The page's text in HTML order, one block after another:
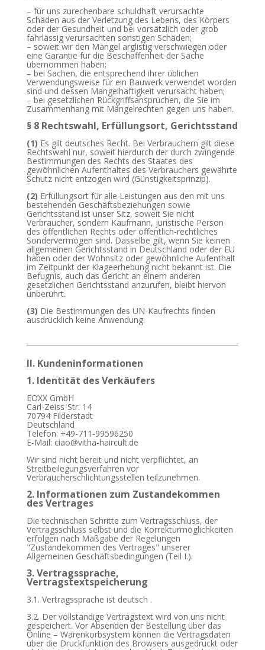
– für uns zurechenbare schuldhaft verursachte
Schäden aus der Verletzung des Lebens, des Körpers
oder der Gesundheit und bei vorsätzlich oder grob
fahrlässig verursachten sonstigen Schäden;
– soweit wir den Mangel arglistig verschwiegen oder
eine Garantie für die Beschaffenheit der Sache
übernommen haben;
– bei Sachen, die entsprechend ihrer üblichen
Verwendungsweise für ein Bauwerk verwendet worden
sind und dessen Mangelhaftigkeit verursacht haben;
– bei gesetzlichen Rückgriffsansprüchen, die Sie im
Zusammenhang mit Mängelrechten gegen uns haben.
§ 8 Rechtswahl, Erfüllungsort, Gerichtsstand
(1) Es gilt deutsches Recht. Bei Verbrauchern gilt diese
Rechtswahl nur, soweit hierdurch der durch zwingende
Bestimmungen des Rechts des Staates des
gewöhnlichen Aufenthaltes des Verbrauchers gewährte
Schutz nicht entzogen wird (Günstigkeitsprinzip).
(2) Erfüllungsort für alle Leistungen aus den mit uns
bestehenden Geschäftsbeziehungen sowie
Gerichtsstand ist unser Sitz, soweit Sie nicht
Verbraucher, sondern Kaufmann, juristische Person
des öffentlichen Rechts oder öffentlich-rechtliches
Sondervermögen sind. Dasselbe gilt, wenn Sie keinen
allgemeinen Gerichtsstand in Deutschland oder der EU
haben oder der Wohnsitz oder gewöhnliche Aufenthalt
im Zeitpunkt der Klageerhebung nicht bekannt ist. Die
Befugnis, auch das Gericht an einem anderen
gesetzlichen Gerichtsstand anzurufen, bleibt hiervon
unberührt.
(3) Die Bestimmungen des UN-Kaufrechts finden
ausdrücklich keine Anwendung.
II. Kundeninformationen
1. Identität des Verkäufers
EOXX GmbH
Carl-Zeiss-Str. 14
70794 Filderstadt
Deutschland
Telefon: +49-711-99596250
E-Mail: ciao@vitha-haircult.de
Wir sind nicht bereit und nicht verpflichtet, an
Streitbeilegungsverfahren vor
Verbraucherschlichtungsstellen teilzunehmen.
2. Informationen zum Zustandekommen
des Vertrages
Die technischen Schritte zum Vertragsschluss, der
Vertragsschluss selbst und die Korrekturmöglichkeiten
erfolgen nach Maßgabe der Regelungen
"Zustandekommen des Vertrages" unserer
Allgemeinen Geschäftsbedingungen (Teil I.).
3. Vertragssprache,
Vertragstextspeicherung
3.1. Vertragssprache ist deutsch .
3.2. Der vollständige Vertragstext wird von uns nicht
gespeichert. Vor Absenden der Bestellung über das
Online – Warenkorbsystem können die Vertragsdaten
über die Druckfunktion des Browsers ausgedruckt oder